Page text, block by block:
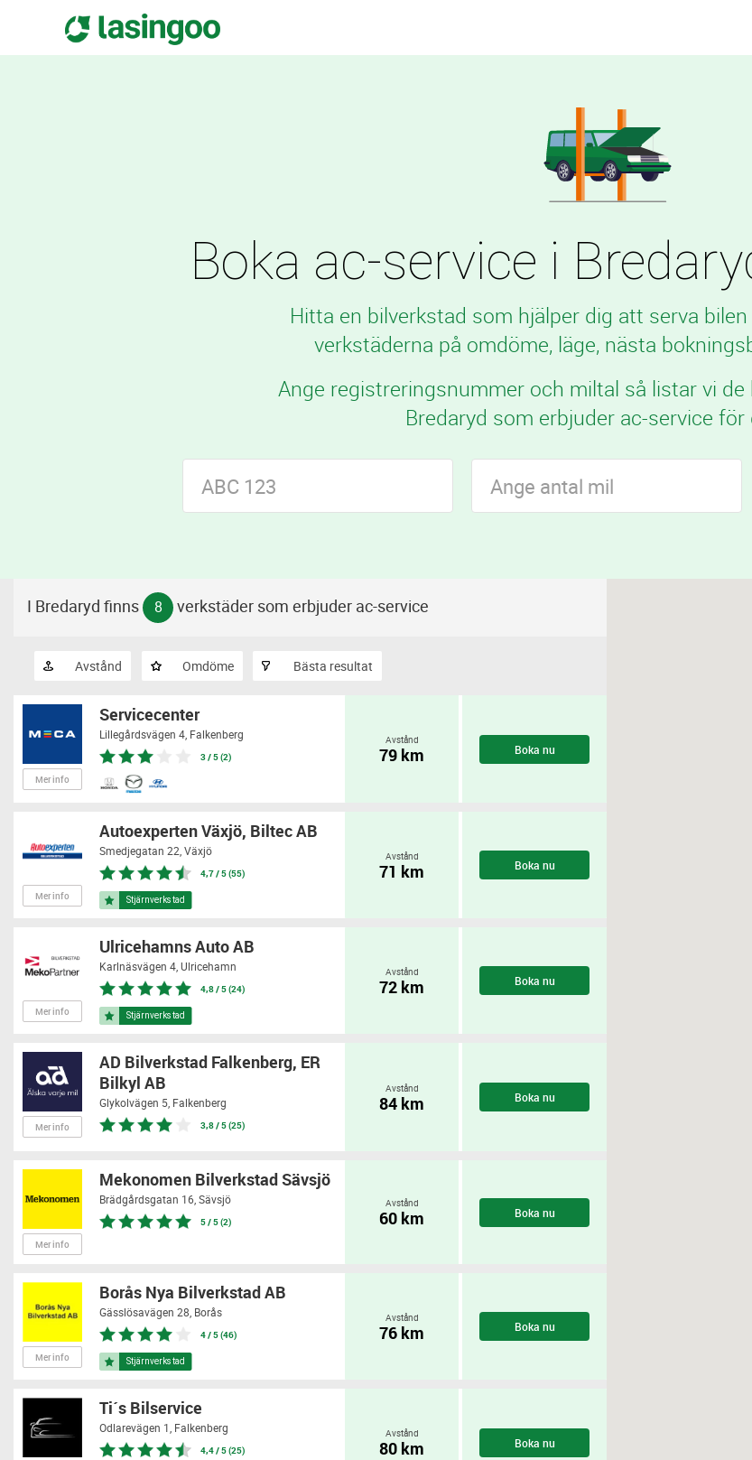
Boka ac-service i
Hitta en bilverkstad som hjälper dig att serva
verkstäderna på omdöme, läge, nästa
Ange registreringsnummer och miltal så listar vi
Bredaryd som erbjuder ac-service för
I Bredaryd finns 8 verkstäder som erbjuder ac-service
Avstånd Omdöme Bästa resultat
Mer info
Servicecenter
Lillegårdsvägen 4, Falkenberg
3 / 5 (2)
Avstånd
79 km Boka nu
Mer info
Autoexperten Växjö, Biltec AB
Smedjegatan 22, Växjö
4,7 / 5 (55)
Avstånd
71 km Boka nu
Mer info
Ulricehamns Auto AB
Karlnäsvägen 4, Ulricehamn
4,8 / 5 (24)
Avstånd
72 km Boka nu
Mer info
AD Bilverkstad Falkenberg, ER
Bilkyl AB
Glykolvägen 5, Falkenberg
3,8 / 5 (25)
Avstånd
84 km Boka nu
Mer info
Mekonomen Bilverkstad Sävsjö
Brädgårdsgatan 16, Sävsjö
5 / 5 (2)
Avstånd
60 km Boka nu
Mer info
Borås Nya Bilverkstad AB
Gässlösavägen 28, Borås
4 / 5 (46)
Avstånd
76 km Boka nu
Ti´s Bilservice
Odlarevägen 1, Falkenberg
4,4 / 5 (25)
Avstånd
80 km Boka nu